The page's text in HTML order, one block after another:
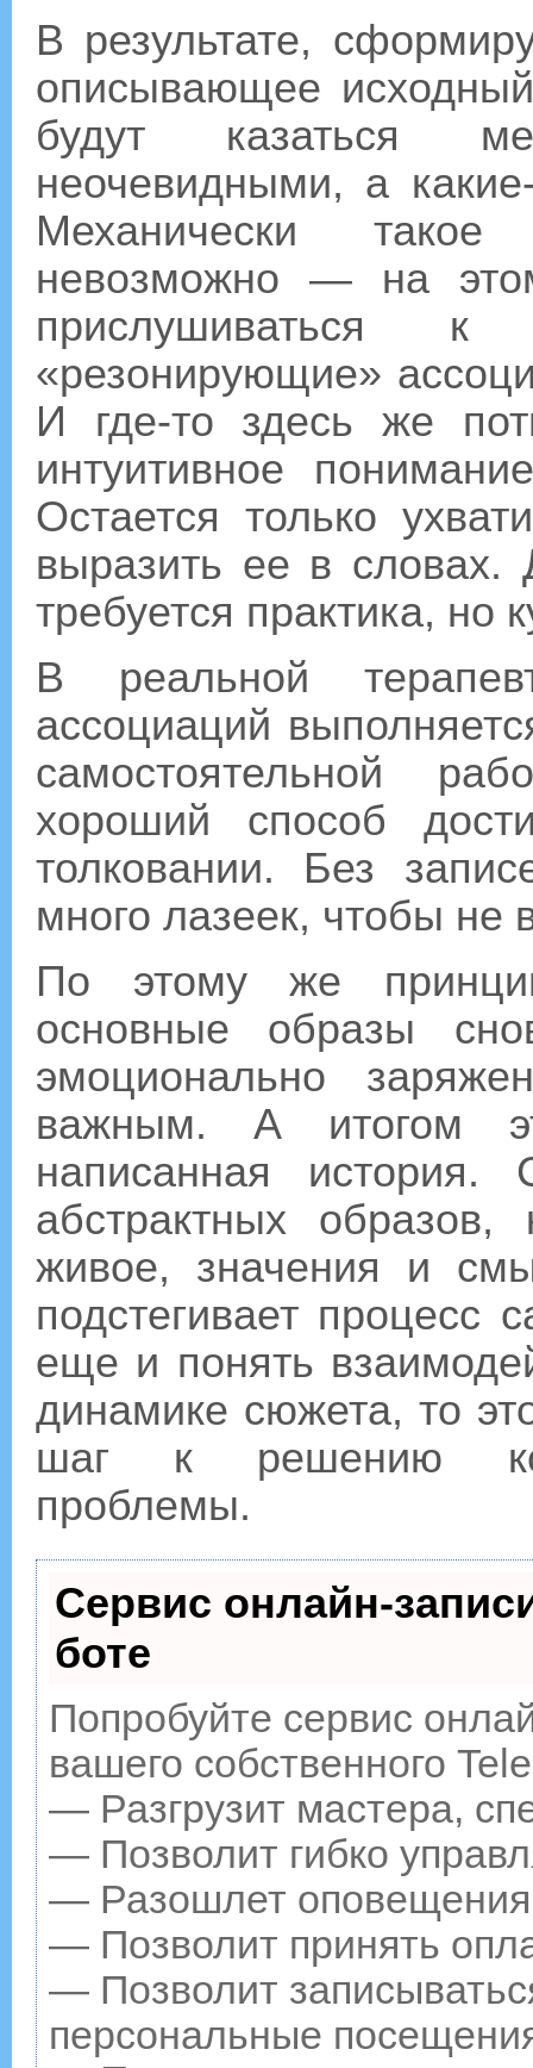
В результате,
описывающее
будут казаться
неочевидными, а
Механически такое
невозможно — на
прислушиваться
«резонирующие»
И где-то здесь же
интуитивное
Остается только
выразить ее в словах.
требуется практика, но
В реальной
ассоциаций
самостоятельной
хороший способ
толковании. Без
много лазеек, чтобы не
По этому же
основные образы
эмоционально
важным. А итогом
написанная
абстрактных
живое, значения и
подстегивает процесс
еще и понять
динамике сюжета, то
шаг к решению
проблемы.
Сервис онлайн-
боте
Попробуйте сервис
вашего собственного
— Разгрузит мастера,
— Позволит гибко
— Разошлет оповещения
— Позволит принять
— Позволит
персональные